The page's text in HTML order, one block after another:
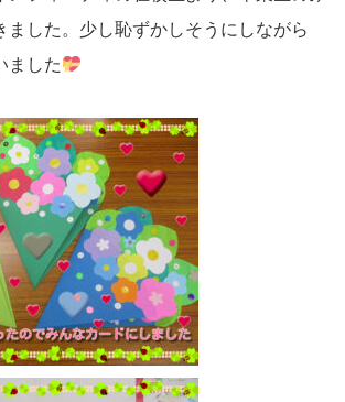
ました。少し恥ずかしそうにしながら
ました